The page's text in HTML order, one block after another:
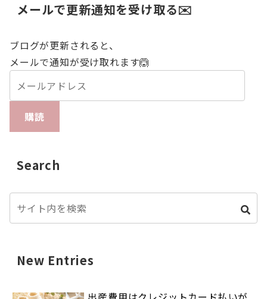
メールで更新通知を受け取る✉️
ブログが更新されると、
メールで通知が受け取れます🙆
購読
Search
New Entries